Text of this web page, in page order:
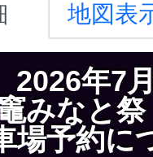
地図表
2026年7
竈みなと
場予約に